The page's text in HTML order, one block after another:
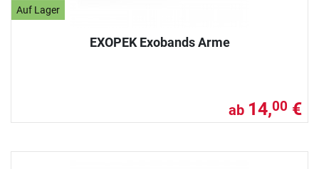
Auf Lager
EXOPEK Exobands Arme
ab 14,00 €